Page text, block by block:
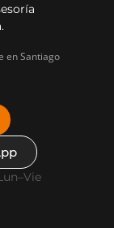
en Santiago